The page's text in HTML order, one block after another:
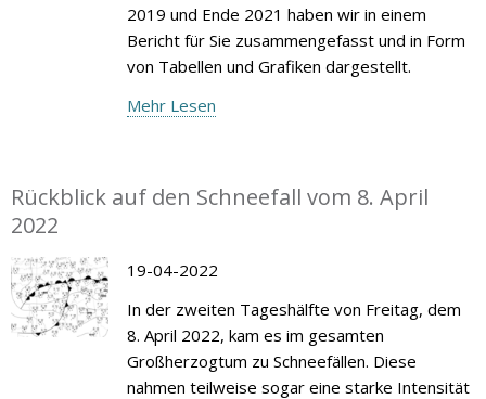
2019 und Ende 2021 haben wir in einem
Bericht für Sie zusammengefasst und in Form
von Tabellen und Grafiken dargestellt.
Mehr Lesen
Rückblick auf den Schneefall vom 8. April
2022
19-04-2022
In der zweiten Tageshälfte von Freitag, dem
8. April 2022, kam es im gesamten
Großherzogtum zu Schneefällen. Diese
nahmen teilweise sogar eine starke Intensität